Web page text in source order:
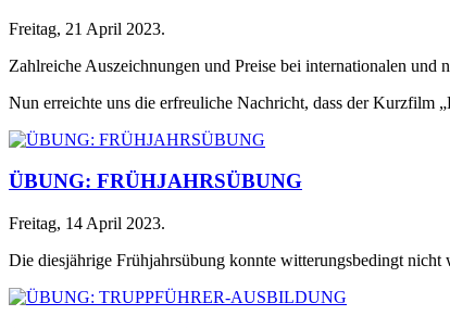
Freitag, 21 April 2023.
Zahlreiche Auszeichnungen und Preise bei internationalen
Nun erreichte uns die erfreuliche Nachricht, dass der Kurzfilm
ÜBUNG: FRÜHJAHRSÜBUNG
Freitag, 14 April 2023.
Die diesjährige Frühjahrsübung konnte witterungsbedingt